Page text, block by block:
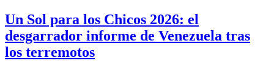
Un Sol para los Chicos 2026: el
desgarrador informe de Venezuela tras
los terremotos